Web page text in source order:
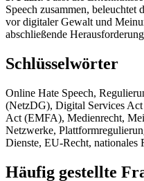
Speech zusammen, beleuchtet
vor digitaler Gewalt und
abschließende
Schlüsselwörter
Online Hate Speech,
(NetzDG), Digital Services
Act (EMFA), Medienrecht,
Netzwerke,
Dienste, EU-Recht, nationales
Häufig gestellte